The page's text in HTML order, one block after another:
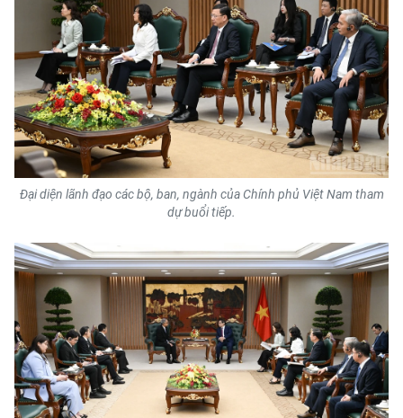
Media Y tế
Media Khoa học - Công nghệ
Media Môi trường
Ảnh
Infographic
TIN MỚI
TIN ĐỊA PHƯƠNG
Trung du và miền núi phía Bắc
Đồng bằng sông Hồng
Bắc Trung Bộ
Đại diện lãnh đạo các bộ, ban, ngành của Chính phủ Việt Nam tham
dự buổi tiếp.